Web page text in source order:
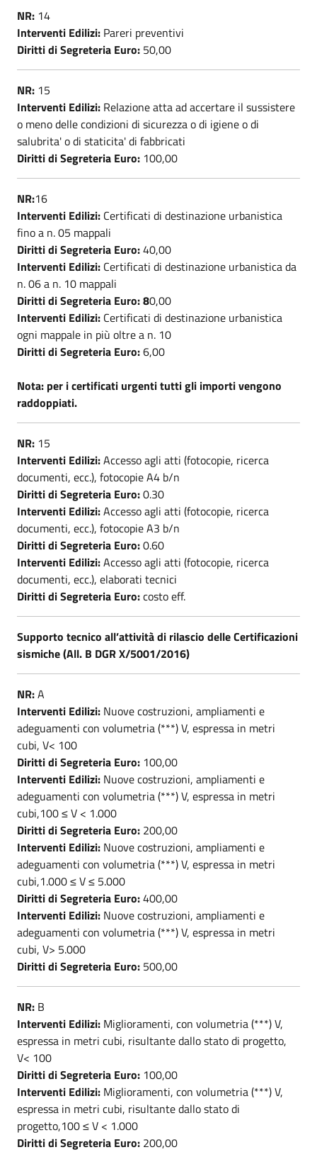
NR: 14
Interventi Edilizi: Pareri preventivi
Diritti di Segreteria Euro: 50,00
NR: 15
Interventi Edilizi: Relazione atta ad accertare il sussistere
o meno delle condizioni di sicurezza o di igiene o di
salubrita' o di staticita' di fabbricati
Diritti di Segreteria Euro: 100,00
NR:16
Interventi Edilizi: Certificati di destinazione urbanistica
fino a n. 05 mappali
Diritti di Segreteria Euro:40,00
Interventi Edilizi: Certificati di destinazione urbanistica da
n. 06 a n. 10 mappali
Diritti di Segreteria Euro: 80,00
Interventi Edilizi: Certificati di destinazione urbanistica
ogni mappale in più oltre a n. 10
Diritti di Segreteria Euro:6,00
Nota: per i certificati urgenti tutti gli importi vengono
raddoppiati.
NR: 15
Interventi Edilizi:Accesso agli atti (fotocopie, ricerca
documenti, ecc.), fotocopie A4 b/n
Diritti di Segreteria Euro:0.30
Interventi Edilizi:Accesso agli atti (fotocopie, ricerca
documenti, ecc.), fotocopie A3 b/n
Diritti di Segreteria Euro:0.60
Interventi Edilizi:Accesso agli atti (fotocopie, ricerca
documenti, ecc.), elaborati tecnici
Diritti di Segreteria Euro:costo eff.
Supporto tecnico all’attività di rilascio delle Certificazioni
sismiche (All. B DGR X/5001/2016)
NR:A
Interventi Edilizi: Nuove costruzioni, ampliamenti e
adeguamenti con volumetria (***) V, espressa in metri
cubi, V< 100
Diritti di Segreteria Euro: 100,00
Interventi Edilizi: Nuove costruzioni, ampliamenti e
adeguamenti con volumetria (***) V, espressa in metri
cubi,100 ≤ V < 1.000
Diritti di Segreteria Euro: 200,00
Interventi Edilizi: Nuove costruzioni, ampliamenti e
adeguamenti con volumetria (***) V, espressa in metri
cubi,1.000 ≤ V ≤ 5.000
Diritti di Segreteria Euro:400,00
Interventi Edilizi: Nuove costruzioni, ampliamenti e
adeguamenti con volumetria (***) V, espressa in metri
cubi, V> 5.000
Diritti di Segreteria Euro: 500,00
NR: B
Interventi Edilizi: Miglioramenti, con volumetria (***) V,
espressa in metri cubi, risultante dallo stato di progetto,
V< 100
Diritti di Segreteria Euro: 100,00
Interventi Edilizi: Miglioramenti, con volumetria (***) V,
espressa in metri cubi, risultante dallo stato di
progetto,100 ≤ V < 1.000
Diritti di Segreteria Euro: 200,00